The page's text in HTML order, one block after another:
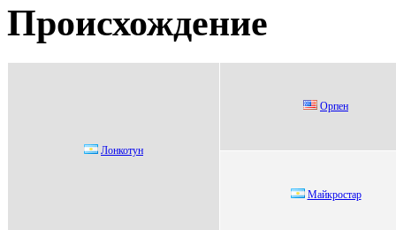
Происхождение
Лонкотун
Opпен
Maйкpостap